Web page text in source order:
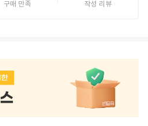
구매 만족 작성 리뷰